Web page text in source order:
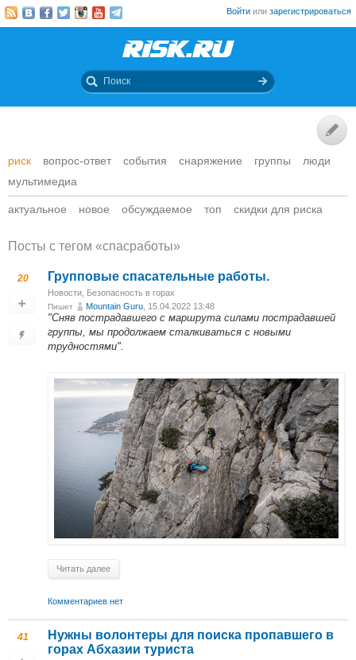
Войти или зарегистрироваться
риск вопрос-ответ события снаряжение группы
люди
мультимедиа
актуальное новое обсуждаемое топ скидки для риска
Посты c тегом «спасработы»
20 Групповые спасательные работы.
Новости Безопасность в горах
Пишет Mountain Guru , 15.04.2022 13:48
"Сняв пострадавшего с маршрута силами пострадавшей
группы, мы продолжаем сталкиваться с новыми
трудностями".
Читать далее
Комментариев нет
41
Нужны волонтеры для поиска пропавшего в
горах Абхазии туриста